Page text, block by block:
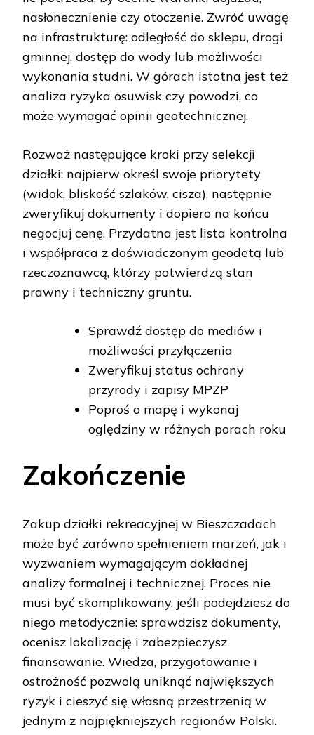
nasłonecznienie czy otoczenie. Zwróć uwagę
na infrastrukturę: odległość do sklepu, drogi
gminnej, dostęp do wody lub możliwości
wykonania studni. W górach istotna jest też
analiza ryzyka osuwisk czy powodzi, co
może wymagać opinii geotechnicznej.
Rozważ następujące kroki przy selekcji
działki: najpierw określ swoje priorytety
(widok, bliskość szlaków, cisza), następnie
zweryfikuj dokumenty i dopiero na końcu
negocjuj cenę. Przydatna jest lista kontrolna
i współpraca z doświadczonym geodetą lub
rzeczoznawcą, którzy potwierdzą stan
prawny i techniczny gruntu.
Sprawdź dostęp do mediów i
możliwości przyłączenia
Zweryfikuj status ochrony
przyrody i zapisy MPZP
Poproś o mapę i wykonaj
oględziny w różnych porach roku
Zakończenie
Zakup działki rekreacyjnej w Bieszczadach
może być zarówno spełnieniem marzeń, jak i
wyzwaniem wymagającym dokładnej
analizy formalnej i technicznej. Proces nie
musi być skomplikowany, jeśli podejdziesz do
niego metodycznie: sprawdzisz dokumenty,
ocenisz lokalizację i zabezpieczysz
finansowanie. Wiedza, przygotowanie i
ostrożność pozwolą uniknąć największych
ryzyk i cieszyć się własną przestrzenią w
jednym z najpiękniejszych regionów Polski.